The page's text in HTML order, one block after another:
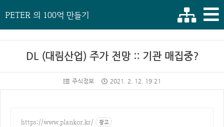
PETER 의 100억 만들기
DL (대림산업) 주가 전망 :: 기관 매집중?
주식정보 2021. 2. 12. 19:21
https://www.plankor.kr/ 광고